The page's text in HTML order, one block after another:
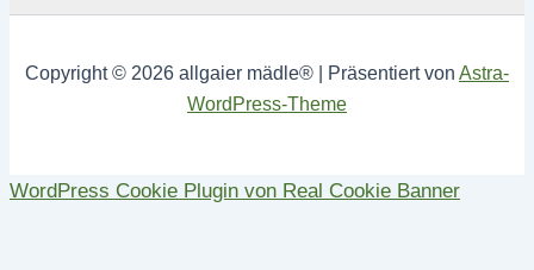
Copyright © 2026 allgaier mädle® | Präsentiert von Astra-
WordPress-Theme
WordPress Cookie Plugin von Real Cookie Banner